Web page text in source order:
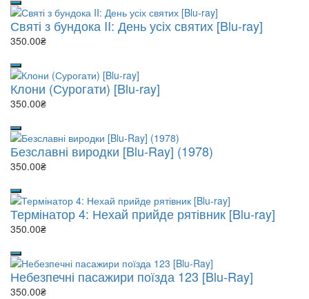
Святі з бундока II: День усіх святих [Blu-ray]
350.00₴
Клони (Сурогати) [Blu-ray]
350.00₴
Безславні виродки [Blu-Ray] (1978)
350.00₴
Термінатор 4: Нехай прийде рятівник [Blu-ray]
350.00₴
Небезпечні пасажири поїзда 123 [Blu-Ray]
350.00₴